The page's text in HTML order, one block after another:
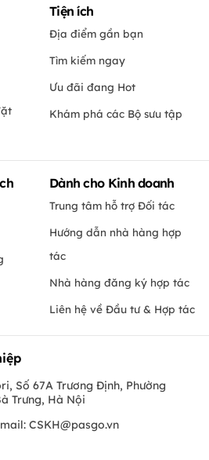
Tiện ích
Địa điểm gần bạn
Tìm kiếm ngay
Ưu đãi đang Hot
Khám phá các Bộ sưu tập
Dành cho Kinh doanh
Trung tâm hỗ trợ Đối tác
Hướng dẫn nhà hàng hợp
tác
Nhà hàng đăng ký hợp tác
Liên hệ về Đầu tư & Hợp tác
Số 67A Trương Định, Phường
Trưng, Hà Nội
CSKH@pasgo.vn